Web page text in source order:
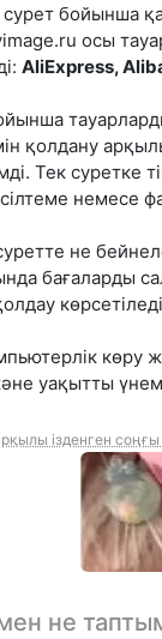
бойынша
осы
AliExpress,
қолдану
Тек суретке
немесе
не
бағаларды
көру
уақытты
ізденген соңғы
не